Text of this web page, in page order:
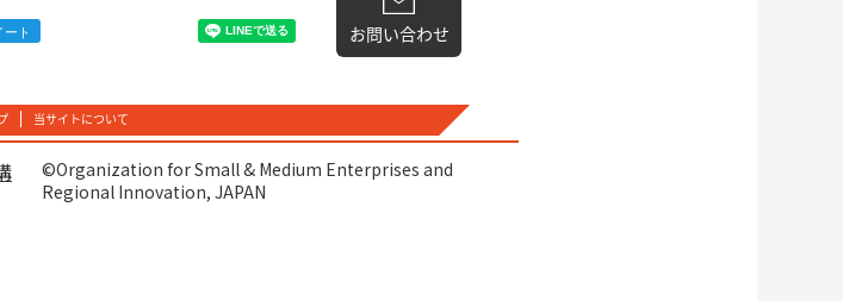
お問い合わせ
当サイトについて
©Organization for Small & Medium Enterprises and
Regional Innovation, JAPAN